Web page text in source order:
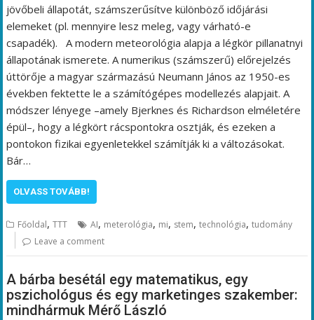
jövőbeli állapotát, számszerűsítve különböző időjárási
elemeket (pl. mennyire lesz meleg, vagy várható-e
csapadék). A modern meteorológia alapja a légkör pillanatnyi
állapotának ismerete. A numerikus (számszerű) előrejelzés
úttörője a magyar származású Neumann János az 1950-es
években fektette le a számítógépes modellezés alapjait. A
módszer lényege –amely Bjerknes és Richardson elméletére
épül–, hogy a légkört rácspontokra osztják, és ezeken a
pontokon fizikai egyenletekkel számítják ki a változásokat.
Bár…
OLVASS TOVÁBB!
Főoldal,TTT AI, meterológia, mi, stem,technológia,tudomány
Leave a comment
A bárba besétál egy matematikus, egy
pszichológus és egy marketinges szakember:
mindhármuk Mérő László